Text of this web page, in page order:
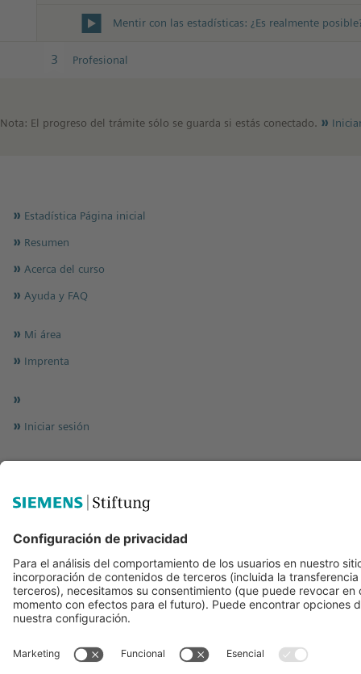
3 Profesional
Nota: El progreso del trámite sólo se guarda si estás conectado.
Estadística Página inicial
Resumen
Acerca del curso
Ayuda y FAQ
Mi área
Imprenta
Iniciar sesión